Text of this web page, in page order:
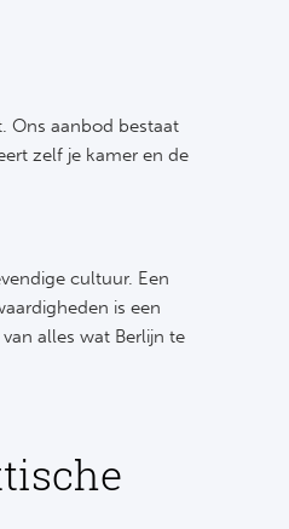
Ons aanbod bestaat
zelf je kamer en de
cultuur. Een
is een
alles wat Berlijn te